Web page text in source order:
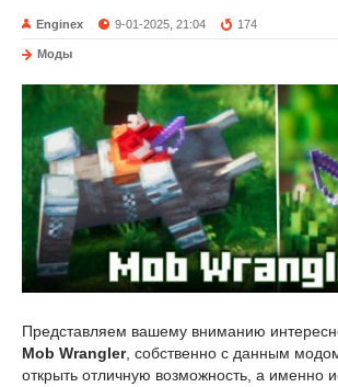
Enginex 9-01-2025, 21:04 174
Моды
Представляем вашему вниманию
Mob Wrangler, собственно с данным
открыть отличную возможность, а именно